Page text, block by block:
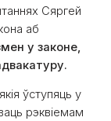
Сяргей
аб
у законе,
ўступяць у
рэквіемам